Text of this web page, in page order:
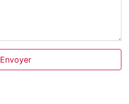
Envoyer